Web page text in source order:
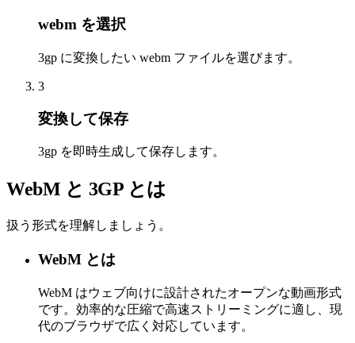
webm を選択
3gp に変換したい webm ファイルを選びます。
3
変換して保存
3gp を即時生成して保存します。
WebM と 3GP とは
扱う形式を理解しましょう。
WebM とは
WebM はウェブ向けに設計されたオープンな動画形式
です。効率的な圧縮で高速ストリーミングに適し、現
代のブラウザで広く対応しています。